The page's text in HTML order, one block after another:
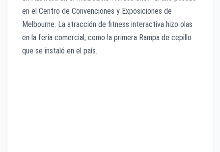
en el Centro de Convenciones y Exposiciones de
Melbourne. La atracción de fitness interactiva hizo olas
en la feria comercial, como la primera Rampa de cepillo
que se instaló en el país.